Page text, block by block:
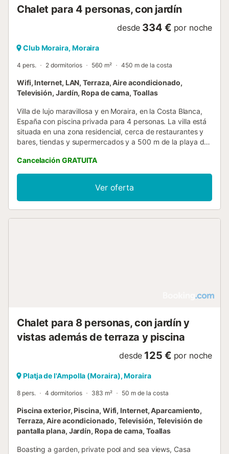
Chalet para 4 personas, con jardín
desde 334 € por noche
Club Moraira, Moraira
4 pers. 2 dormitorios 560 m² 450 m de la costa
Wifi, Internet, LAN, Terraza, Aire acondicionado,
Televisión, Jardín, Ropa de cama, Toallas
Villa de lujo maravillosa y en Moraira, en la Costa Blanca,
España con piscina privada para 4 personas. La villa está
situada en una zona residencial, cerca de restaurantes y
bares, tiendas y supermercados y a 500 m de la playa de
baño, distribuidos en 2 plantas. El alojamiento ofrece
privacidad, un jardín maravilloso con césped y árboles,
una piscina maravillosa y unas bonitas vistas al valle. El
confort y la cercanía de la playa, sitios para salir,
actividades deportivas, zonas de entretenimiento y
baño en suite * dormitorio con 2 camas individuales y aire
acondicionado * cuarto de baño en suite con bañera *
parcela grande y vallada * piscina privada de forma ...
Cancelación GRATUITA
Ver oferta
Chalet para 8 personas, con jardín y
vistas además de terraza y piscina
desde 125 € por noche
Platja de l'Ampolla (Moraira), Moraira
8 pers. 4 dormitorios 383 m² 50 m de la costa
Piscina exterior, Piscina, Wifi, Internet, Aparcamiento,
Terraza, Aire acondicionado, Televisión, Televisión de
pantalla plana, Jardín, Ropa de cama, Toallas
Boasting a garden, private pool and sea views, Casa